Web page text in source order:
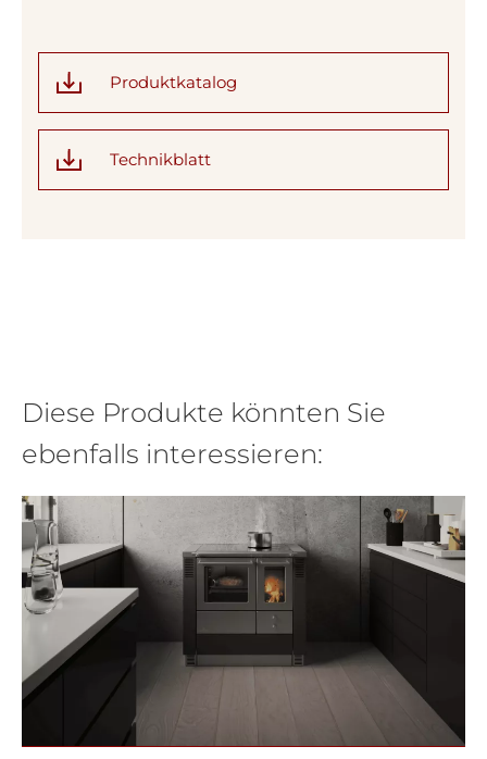
Produktkatalog
Technikblatt
Diese Produkte könnten Sie
ebenfalls interessieren: